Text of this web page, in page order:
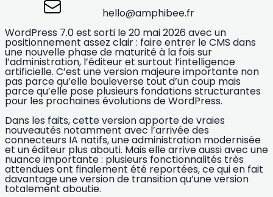
hello@amphibee.fr
WordPress 7.0 est sorti le 20 mai 2026 avec un
positionnement assez clair : faire entrer le CMS dans
une nouvelle phase de maturité à la fois sur
l’administration, l’éditeur et surtout l’intelligence
artificielle. C’est une version majeure importante non
pas parce qu’elle bouleverse tout d’un coup mais
parce qu’elle pose plusieurs fondations structurantes
pour les prochaines évolutions de WordPress.
Dans les faits, cette version apporte de vraies
nouveautés notamment avec l’arrivée des
connecteurs IA natifs, une administration modernisée
et un éditeur plus abouti. Mais elle arrive aussi avec une
nuance importante : plusieurs fonctionnalités très
attendues ont finalement été reportées, ce qui en fait
davantage une version de transition qu’une version
totalement aboutie.